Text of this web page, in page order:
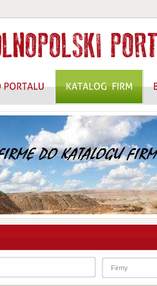
KOMPLEKSOWE ROZWIĄZANIA W ZAKRESIE